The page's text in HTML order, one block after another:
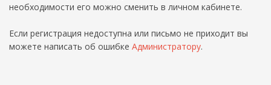
необходимости его можно сменить в личном кабинете.
Если регистрация недоступна или письмо не приходит вы
можете написать об ошибке Администратору.